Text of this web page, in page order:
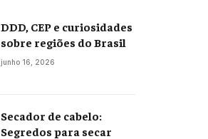
DDD, CEP e curiosidades
sobre regiões do Brasil
junho 16, 2026
Secador de cabelo:
Segredos para secar